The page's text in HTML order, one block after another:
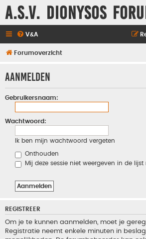
A.S.V. Dionysos
V&A
Forumoverzicht
Aanmelden
Gebruikersnaam:
Wachtwoord:
Ik ben mijn wachtwoord vergeten
Onthouden
Mij deze sessie niet weergeven in de
REGISTREER
Om je te kunnen aanmelden, moet je
Registratie neemt enkele minuten in